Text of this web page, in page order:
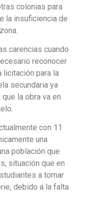
colonias para
la insuficiencia de
carencias cuando
reconocer
licitación para la
secundaria ya
la obra va en
con 11
una
población que
situación que en
a tomar
debido a la falta